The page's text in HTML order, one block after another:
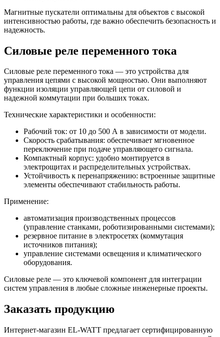
Магнитные пускатели оптимальны для объектов с высокой
интенсивностью работы, где важно обеспечить безопасность и
надежность.
Силовые реле переменного тока
Силовые реле переменного тока — это устройства для
управления цепями с высокой мощностью. Они выполняют
функции изоляции управляющей цепи от силовой и
надежной коммутации при больших токах.
Технические характеристики и особенности:
Рабочий ток: от 10 до 500 А в зависимости от модели.
Скорость срабатывания: обеспечивает мгновенное
переключение при подаче управляющего сигнала.
Компактный корпус: удобно монтируется в
электрощитах и распределительных устройствах.
Устойчивость к перенапряжению: встроенные защитные
элементы обеспечивают стабильность работы.
Применение:
автоматизация производственных процессов
(управление станками, роботизированными системами);
резервное питание в электросетях (коммутация
источников питания);
управление системами освещения и климатического
оборудования.
Силовые реле — это ключевой компонент для интеграции
систем управления в любые сложные инженерные проекты.
Заказать продукцию
Интернет-магазин EL-WATT предлагает сертифицированную